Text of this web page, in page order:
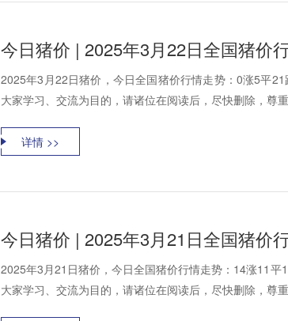
今日猪价 | 2025年3月22日全国猪价
2025年3月22日猪价，今日全国猪价行情走势：0涨5平
大家学习、交流为目的，请诸位在阅读后，尽快删除，尊
详情 >>
今日猪价 | 2025年3月21日全国猪价
2025年3月21日猪价，今日全国猪价行情走势：14涨11
大家学习、交流为目的，请诸位在阅读后，尽快删除，尊